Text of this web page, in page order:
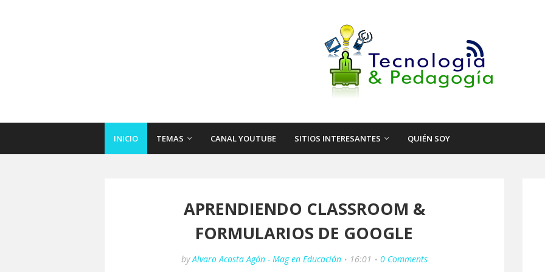
INICIO TEMAS CANAL YOUTUBE SITIOS INTERESANTES QUIÉN SOY
APRENDIENDO CLASSROOM &
FORMULARIOS DE GOOGLE
by Alvaro Acosta Agón - Mag en Educación 16:01 0 Comments